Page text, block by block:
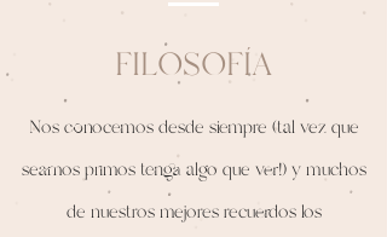
FILOSOFÍA
Nos conocemos desde siempre (tal vez que
seamos primos tenga algo que ver!) y muchos
de nuestros mejores recuerdos los